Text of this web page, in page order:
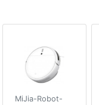
MiJia-Robot-